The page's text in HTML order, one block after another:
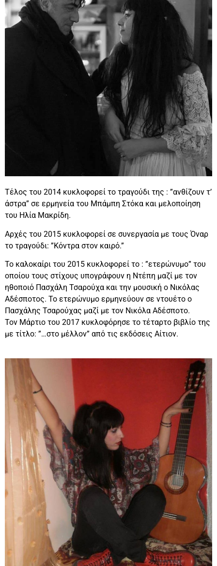
Τέλος του 2014 κυκλοφορεί το τραγούδι της : ”ανθίζουν τ’
άστρα” σε ερμηνεία του Μπάμπη Στόκα και μελοποίηση
του Ηλία Μακρίδη.
Αρχές του 2015 κυκλοφορεί σε συνεργασία με τους Όναρ
το τραγούδι: ”Κόντρα στον καιρό.”
Το καλοκαίρι του 2015 κυκλοφορεί το : ”ετερώνυμο” του
οποίου τους στίχους υπογράφουν η Ντέπη μαζί με τον
ηθοποιό Πασχάλη Τσαρούχα και την μουσική ο Νικόλας
Αδέσποτος. Το ετερώνυμο ερμηνεύουν σε ντουέτο ο
Πασχάλης Τσαρούχας μαζί με τον Νικόλα Αδέσποτο.
Τον Μάρτιο του 2017 κυκλοφόρησε το τέταρτο βιβλίο της
με τίτλο: ”…στο μέλλον” από τις εκδόσεις Αίτιον.